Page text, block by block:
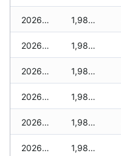
2026-01-29 1,980 zł
2026-01-28 1,980 zł
2026-01-27 1,980 zł
2026-01-26 1,980 zł
2026-01-25 1,980 zł
2026-01-24 1,980 zł